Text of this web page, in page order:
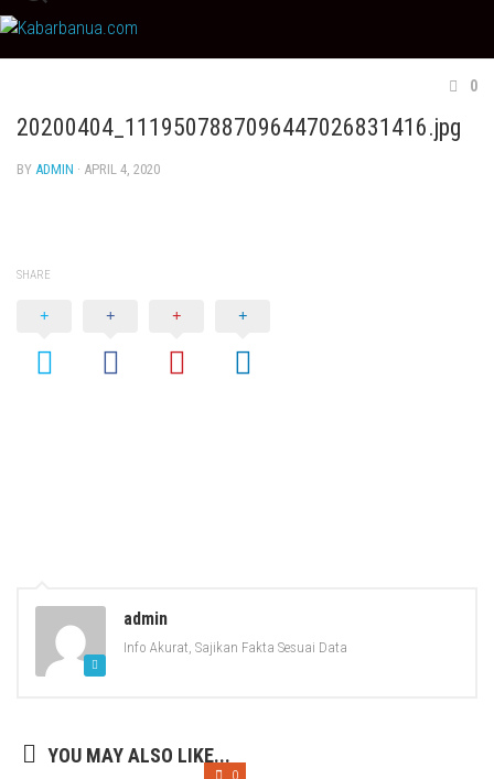
Skip
to
content
0
20200404_1119507887096447026831416.jpg
BY ADMIN · APRIL 4, 2020
SHARE
admin
Info Akurat, Sajikan Fakta Sesuai Data
YOU MAY ALSO LIKE...
0